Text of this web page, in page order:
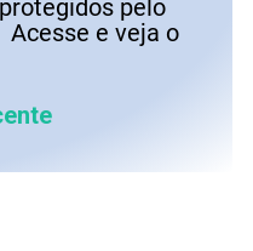
pelo
Acesse e veja o